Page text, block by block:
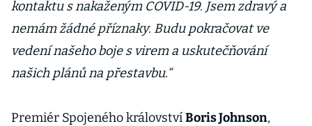
kontaktu s nakaženým COVID-19. Jsem zdravý a
nemám žádné příznaky. Budu pokračovat ve
vedení našeho boje s virem a uskutečňování
našich plánů na přestavbu.“
Premiér Spojeného královstvíBoris Johnson,